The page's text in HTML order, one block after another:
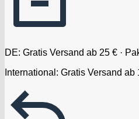
DE: Gratis Versand ab 25 € ·
International: Gratis Versand ab